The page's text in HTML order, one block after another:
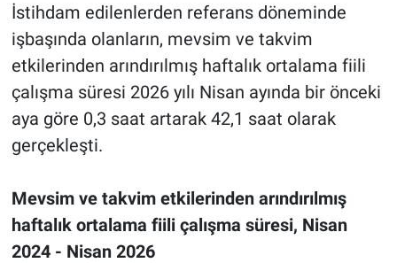
İstihdam edilenlerden referans döneminde
işbaşında olanların, mevsim ve takvim
etkilerinden arındırılmış haftalık ortalama fiili
çalışma süresi 2026 yılı Nisan ayında bir önceki
aya göre 0,3 saat artarak 42,1 saat olarak
gerçekleşti.
Mevsim ve takvim etkilerinden arındırılmış
haftalık ortalama fiili çalışma süresi, Nisan
2024 - Nisan 2026